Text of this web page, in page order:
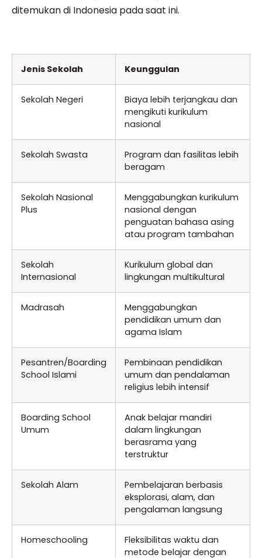
ditemukan di Indonesia pada saat ini.
Jenis Sekolah Keunggulan
Sekolah Negeri
Biaya lebih terjangkau dan
mengikuti kurikulum
nasional
Sekolah Swasta
Program dan fasilitas lebih
beragam
Sekolah Nasional
Plus
Menggabungkan kurikulum
nasional dengan
penguatan bahasa asing
atau program tambahan
Sekolah
Internasional
Kurikulum global dan
lingkungan multikultural
Madrasah
Menggabungkan
pendidikan umum dan
agama Islam
Pesantren/Boarding
School Islami
Pembinaan pendidikan
umum dan pendalaman
religius lebih intensif
Boarding School
Umum
Anak belajar mandiri
dalam lingkungan
berasrama yang
terstruktur
Sekolah Alam
Pembelajaran berbasis
eksplorasi, alam, dan
pengalaman langsung
Homeschooling
Fleksibilitas waktu dan
metode belajar dengan